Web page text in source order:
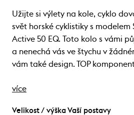
Užijte si výlety na kole, cyklo
svět horské cyklistiky s modelem
Active 50 EQ. Toto kolo s vámi
a nenechá vás ve štychu v
vám také design. TOP
více
Velikost / výška Vaší postavy